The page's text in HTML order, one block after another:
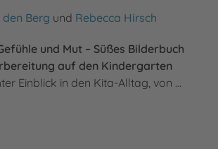
Berg und Rebecca Hirsch
und Mut – Süßes Bilderbuch
auf den Kindergarten
Einblick in den Kita-Alltag, von …